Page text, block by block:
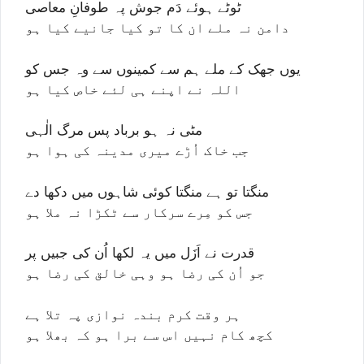
ٹوٹے ہوئے دَم جوش پہ طوفانِ معاصی
دامن نہ ملے ان کا تو کیا جانیے کیا ہو
یوں جھک کے ملے ہم سے کمینوں سے وہ جس کو
اللہ نے اپنے ہی لئے خاص کیا ہو
مٹی نہ ہو برباد پس مرگ الٰہی
جب خاک اُڑے میری مدینہ کی ہوا ہو
منگتا تو ہے منگتا کوئی شاہوں میں دکھا دے
جس کو مِرے سرکار سے ٹکڑا نہ ملا ہو
قدرت نے اَزَل میں یہ لکھا اُن کی جبیں پر
جو اُن کی رضا ہو وہی خالق کی رضا ہو
ہر وقت کرم بندہ نوازی پہ تلا ہے
کچھ کام نہیں اس سے برا ہو کہ بھلا ہو